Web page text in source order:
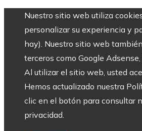
Nuestro sitio web utiliza
personalizar su experiencia y
hay). Nuestro sitio web
terceros como Google
Al utilizar el sitio web, usted
Hemos actualizado nuestra
clic en el botón para consultar
privacidad.